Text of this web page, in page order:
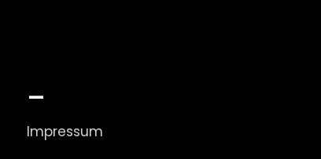
_
Impressum